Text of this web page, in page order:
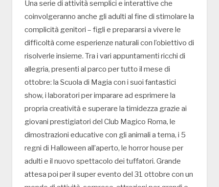
Una serie di attività semplici e interattive che
coinvolgeranno anche gli adulti al fine di stimolare la
complicità genitori – figli e prepararsi a vivere le
difficoltà come esperienze naturali con l’obiettivo di
risolverle insieme. Tra i vari appuntamenti ricchi di
allegria, presenti al parco per tutto il mese di
ottobre: la Scuola di Magia con i suoi fantastici
show, i laboratori per imparare ad esprimere la
propria creatività e superare la timidezza grazie ai
giovani prestigiatori del Club Magico Roma, le
dimostrazioni educative con gli animali a tema, i 5
regni di Halloween all’aperto, le horror house per
adulti e il nuovo spettacolo dei tuffatori. Grande
attesa poi per il super evento del 31 ottobre con un